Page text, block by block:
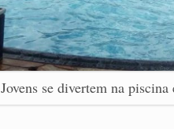
Jovens se divertem na